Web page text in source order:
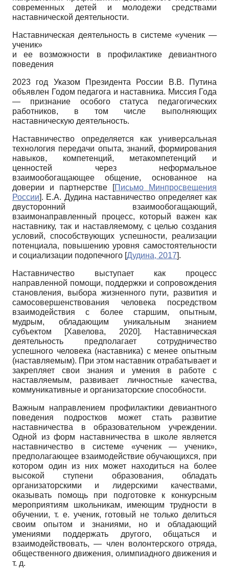
современных детей и молодежи средствами
наставнической деятельности.
Наставническая деятельность в системе «ученик —
ученик»
и ее возможности в профилактике девиантного
поведения
2023 год Указом Президента России В.В. Путина
объявлен Годом педагога и наставника. Миссия Года
— признание особого статуса педагогических
работников, в том числе выполняющих
наставническую деятельность.
Наставничество определяется как универсальная
технология передачи опыта, знаний, формирования
навыков, компетенций, метакомпетенций и
ценностей через неформальное
взаимообогащающее общение, основанное на
доверии и партнерстве
[Письмо Минпросвещения
России]. Е.А. Дудина наставничество определяет как
двусторонний взаимообогащающий,
взаимонаправленный процесс, который важен как
наставнику, так и наставляемому, с целью создания
условий, способствующих успешности, реализации
потенциала, повышению уровня самостоятельности
и социализации подопечного [Дудина, 2017].
Наставничество выступает как процесс
направленной помощи, поддержки и сопровождения
становления, выбора жизненного пути, развития и
самосовершенствования человека посредством
взаимодействия с более старшим, опытным,
мудрым, обладающим уникальным знанием
субъектом [Хавелова, 2020]. Наставническая
деятельность предполагает сотрудничество
успешного человека (наставника) с менее опытным
(наставляемым). При этом наставник отрабатывает и
закрепляет свои знания и умения в работе с
наставляемым, развивает личностные качества,
коммуникативные и организаторские способности.
Важным направлением профилактики девиантного
поведения подростков может стать развитие
наставничества в образовательном учреждении.
Одной из форм наставничества в школе является
наставничество в системе «ученик — ученик»,
предполагающее взаимодействие обучающихся, при
котором один из них может находиться на более
высокой ступени образования, обладать
организаторскими и лидерскими качествами,
оказывать помощь при подготовке к конкурсным
мероприятиям школьникам, имеющим трудности в
обучении, т. е. ученик, готовый не только делиться
своим опытом и знаниями, но и обладающий
умениями поддержать другого, общаться и
взаимодействовать, — член волонтерского отряда,
общественного движения, олимпиадного движения и
т. д.